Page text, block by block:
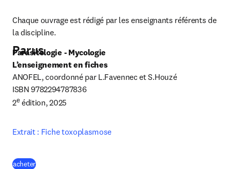
Chaque ouvrage est rédigé par les enseignants référents de
la discipline.
Parus
Parasitologie - Mycologie
L’enseignement en fiches
ANOFEL, coordonné par L.Favennec et S.Houzé
ISBN 9782294787836
2e édition, 2025
Extrait : Fiche toxoplasmose
acheter(